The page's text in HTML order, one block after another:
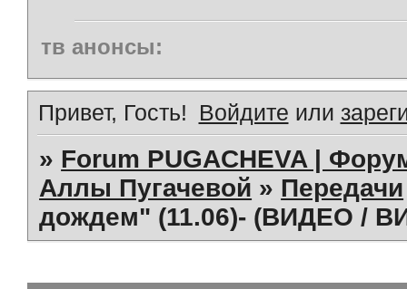
тв анонсы:
Привет, Гость! Войдите или
» Forum PUGACHEVA |
Аллы Пугачевой » Передачи
дождем" (11.06)- (ВИДЕО /